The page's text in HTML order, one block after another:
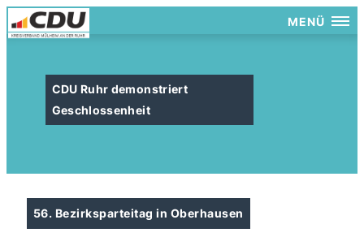
MENÜ
CDU Ruhr demonstriert
Geschlossenheit
56. Bezirksparteitag in Oberhausen